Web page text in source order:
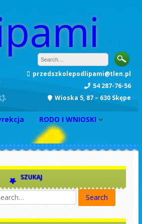
przedszkolepodlipami@tlen.pl
54 287-76-56
Wioska 5, 87 – 630 Skępe
RODO I WNIOSKI
INFORMACJA
Zarządzenie nr 1
Zarządzenie nr 2
Zarządzenie nr 3
SZUKAJ